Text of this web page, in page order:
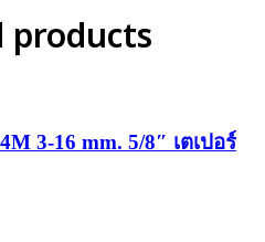
products
3-16 mm. 5/8″ เตเปอร์